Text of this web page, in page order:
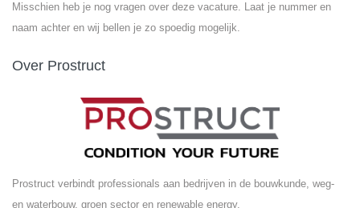
Misschien heb je nog vragen over deze vacature. Laat je nummer en
naam achter en wij bellen je zo spoedig mogelijk.
Over Prostruct
Prostruct verbindt professionals aan bedrijven in de bouwkunde, weg-
en waterbouw, groen sector en renewable energy.